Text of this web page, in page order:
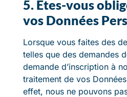
5. Etes-vous
vos Données
Lorsque vous faites des
telles que des demandes
demande d’inscription à
traitement de vos
effet, nous ne pouvons